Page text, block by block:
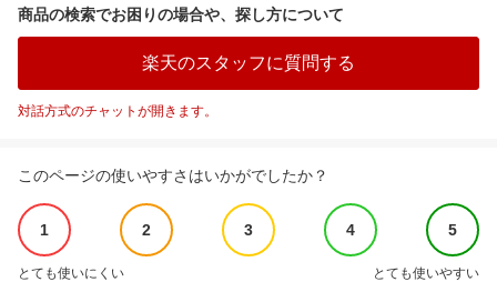
商品の検索でお困りの場合や、探し方について
楽天のスタッフに質問する
対話方式のチャットが開きます。
このページの使いやすさはいかがでしたか？
1 2 3 4 5
とても使いにくい とても使いやすい